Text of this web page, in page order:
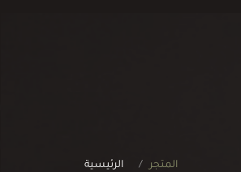
الرئيسية المتجر